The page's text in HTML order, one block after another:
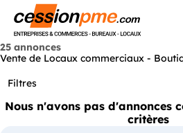
25 annonces
Vente de Locaux commerciaux -
Filtres
Nous n'avons pas d'annonces
critères